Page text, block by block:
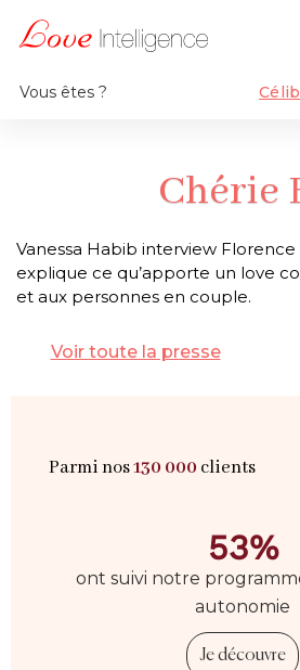
Vous êtes ?
Chérie
Vanessa Habib interview Florence
explique ce qu’apporte un love
et aux personnes en couple.
Voir toute la presse
Parmi nos130 000 clients
53%
ont suivi notre
autonomie
Je découvre